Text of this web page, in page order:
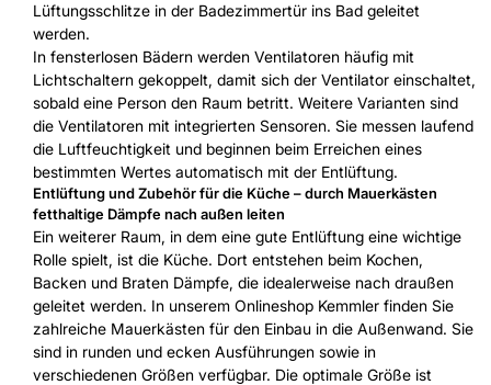
Lüftungsschlitze in der Badezimmertür ins Bad geleitet
werden.
In fensterlosen Bädern werden Ventilatoren häufig mit
Lichtschaltern gekoppelt, damit sich der Ventilator einschaltet,
sobald eine Person den Raum betritt. Weitere Varianten sind
die Ventilatoren mit integrierten Sensoren. Sie messen laufend
die Luftfeuchtigkeit und beginnen beim Erreichen eines
bestimmten Wertes automatisch mit der Entlüftung.
Entlüftung und Zubehör für die Küche – durch Mauerkästen
fetthaltige Dämpfe nach außen leiten
Ein weiterer Raum, in dem eine gute Entlüftung eine wichtige
Rolle spielt, ist die Küche. Dort entstehen beim Kochen,
Backen und Braten Dämpfe, die idealerweise nach draußen
geleitet werden. In unserem Onlineshop Kemmler finden Sie
zahlreiche Mauerkästen für den Einbau in die Außenwand. Sie
sind in runden und ecken Ausführungen sowie in
verschiedenen Größen verfügbar. Die optimale Größe ist